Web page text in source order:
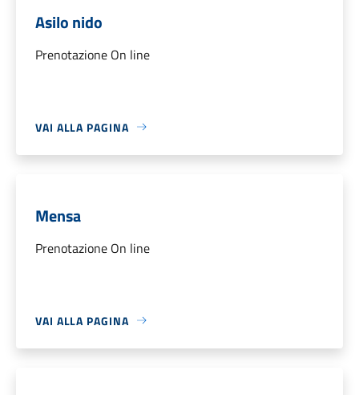
Asilo nido
Prenotazione On line
VAI ALLA PAGINA
Mensa
Prenotazione On line
VAI ALLA PAGINA